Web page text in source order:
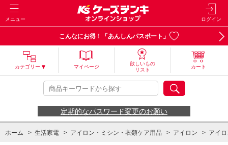
メニュー ログイン
こんなにお得！「あんしんパスポート」
カテゴリー マイページ
欲しいもの
リスト
カート
定期的なパスワード変更のお願い
ホーム > 生活家電 > アイロン・ミシン・衣類ケア用品 > アイロン > アイ